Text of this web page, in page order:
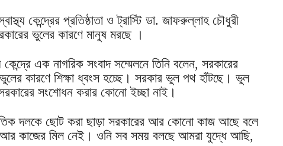
কেন্দ্রের প্রতিষ্ঠাতা ও ট্রাস্টি ডা. জাফরুল্লাহ চৌধুরী
ভুলের কারণে মানুষ মরছে ।
এক নাগরিক সংবাদ সম্মেলনে তিনি বলেন, সরকারের
কারণে শিক্ষা ধ্বংস হচ্ছে। সরকার ভুল পথ হাঁটছে। ভুল
সংশোধন করার কোনো ইচ্ছা নাই।
দলকে ছোট করা ছাড়া সরকারের আর কোনো কাজ আছে বলে
আর কাজের মিল নেই। ওনি সব সময় বলছে আমরা যুদ্ধে আছি,